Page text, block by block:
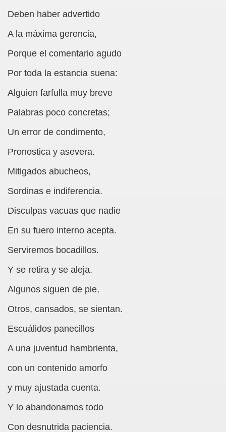
Deben haber advertido
A la máxima gerencia,
Porque el comentario agudo
Por toda la estancia suena:
Alguien farfulla muy breve
Palabras poco concretas;
Un error de condimento,
Pronostica y asevera.
Mitigados abucheos,
Sordinas e indiferencia.
Disculpas vacuas que nadie
En su fuero interno acepta.
Serviremos bocadillos.
Y se retira y se aleja.
Algunos siguen de pie,
Otros, cansados, se sientan.
Escuálidos panecillos
A una juventud hambrienta,
con un contenido amorfo
y muy ajustada cuenta.
Y lo abandonamos todo
Con desnutrida paciencia.
a Cometas en el Cielo (Roberto Enjuto)
(Pedro Zurita y Fernando de la Puente Hevia)
Donate)
Ramón García de la Calva)
(Miguel Ángel Vázquez)
Sánchez Oliva)
(Fermín J. Tamayo Pozueta)
Pozueta)
Miñana i Armadàs)
Miñana i Armadàs)